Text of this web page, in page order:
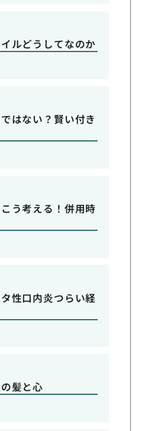
ルどうしてなのか
はない？賢い付き
う考える！併用時
性口内炎つらい経
髪と心